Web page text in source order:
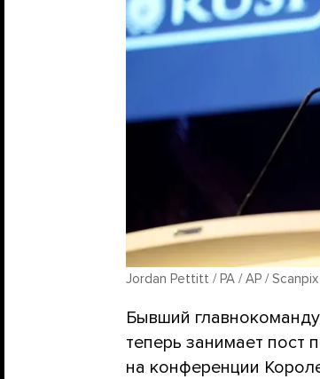
Jordan Pettitt / PA / AP / Scanpix
Бывший
теперь занимает пост
на конференции